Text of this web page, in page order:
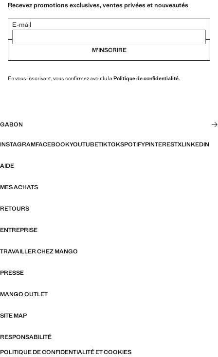
Recevez promotions exclusives, ventes privées et nouveautés
E-mail
M’INSCRIRE
En vous inscrivant, vous confirmez avoir lu la Politique de confidentialité.
GABON
INSTAGRAMFACEBOOKYOUTUBETIKTOKSPOTIFYPINTERESTXLINKEDIN
AIDE
MES ACHATS
RETOURS
ENTREPRISE
TRAVAILLER CHEZ MANGO
PRESSE
MANGO OUTLET
SITE MAP
RESPONSABILITÉ
POLITIQUE DE CONFIDENTIALITÉ ET COOKIES